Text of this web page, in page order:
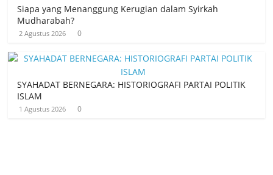
Siapa yang Menanggung Kerugian dalam Syirkah
Mudharabah?
2 Agustus 2026 0
SYAHADAT BERNEGARA: HISTORIOGRAFI PARTAI POLITIK
ISLAM
1 Agustus 2026 0